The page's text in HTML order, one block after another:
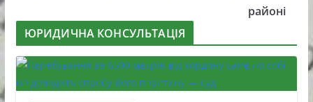
районі
ЮРИДИЧНА КОНСУЛЬТАЦІЯ